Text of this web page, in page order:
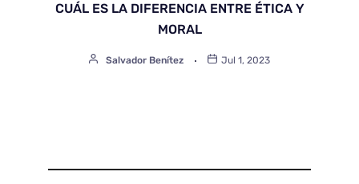
CUÁL ES LA DIFERENCIA ENTRE ÉTICA Y
MORAL
Salvador Benítez Jul 1, 2023